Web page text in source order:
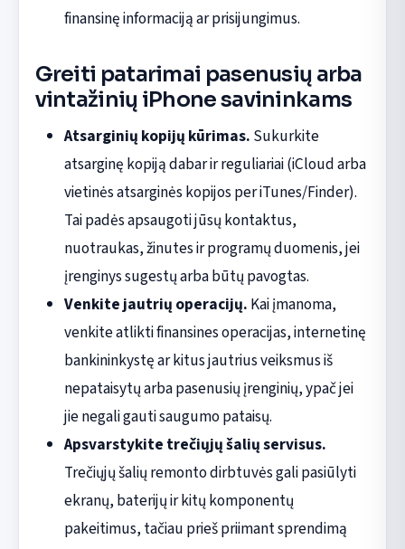
finansinę informaciją ar prisijungimus.
Greiti patarimai pasenusių arba
vintažinių iPhone savininkams
Atsarginių kopijų kūrimas. Sukurkite
atsarginę kopiją dabar ir reguliariai (iCloud arba
vietinės atsarginės kopijos per iTunes/Finder).
Tai padės apsaugoti jūsų kontaktus,
nuotraukas, žinutes ir programų duomenis, jei
įrenginys sugestų arba būtų pavogtas.
Venkite jautrių operacijų. Kai įmanoma,
venkite atlikti finansines operacijas, internetinę
bankininkystę ar kitus jautrius veiksmus iš
nepataisytų arba pasenusių įrenginių, ypač jei
jie negali gauti saugumo pataisų.
Apsvarstykite trečiųjų šalių servisus.
Trečiųjų šalių remonto dirbtuvės gali pasiūlyti
ekranų, baterijų ir kitų komponentų
pakeitimus, tačiau prieš priimant sprendimą